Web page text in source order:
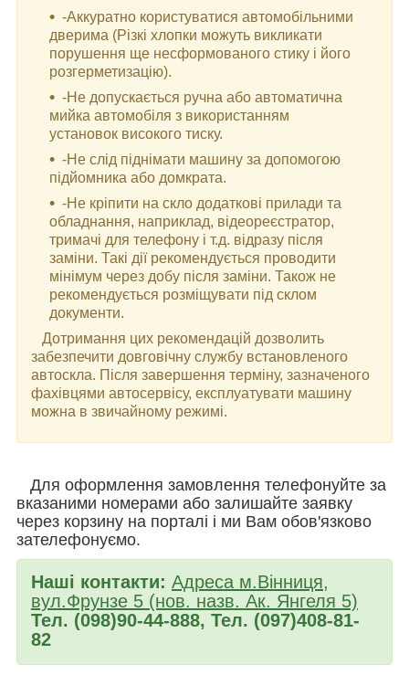
-Аккуратно користуватися автомобільними
дверима (Різкі хлопки можуть викликати
порушення ще несформованого стику і його
розгерметизацію).
-Не допускається ручна або автоматична
мийка автомобіля з використанням
установок високого тиску.
-Не слід піднімати машину за допомогою
підйомника або домкрата.
-Не кріпити на скло додаткові прилади та
обладнання, наприклад, відеореєстратор,
тримачі для телефону і т.д. відразу після
заміни. Такі дії рекомендується проводити
мінімум через добу після заміни. Також не
рекомендується розміщувати під склом
документи.
Дотримання цих рекомендацій дозволить
забезпечити довговічну службу встановленого
автоскла. Після завершення терміну, зазначеного
фахівцями автосервісу, експлуатувати машину
можна в звичайному режимі.
Для оформлення замовлення телефонуйте за
вказаними номерами або залишайте заявку
через корзину на порталі і ми Вам обов'язково
зателефонуємо.
Наші контакти: Адреса м.Вінниця,
вул.Фрунзе 5 (нов. назв. Ак. Янгеля 5)
Тел. (098)90-44-888, Тел. (097)408-81-
82